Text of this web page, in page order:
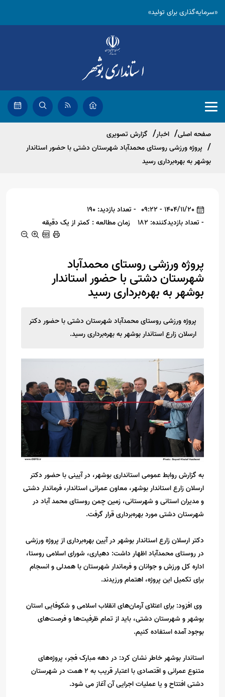
«سرمایه‌گذاری برای تولید»
صفحه اصلی اخبار
گزارش تصویری
پروژه ورزشی روستای محمدآباد شهرستان دشتی با حضور استاندار
بوشهر به بهره‌برداری رسید
1404/11/20 - 09:22
- تعداد بازدید: 190
- تعداد بازدیدکننده: 182
زمان مطالعه : کمتر از یک دقیقه
پروژه ورزشی روستای محمدآباد
شهرستان دشتی با حضور استاندار
بوشهر به بهره‌برداری رسید
پروژه ورزشی روستای محمدآباد شهرستان دشتی با حضور دکتر
ارسلان زارع استاندار بوشهر به بهره‌برداری رسید.
به گزارش روابط عمومی استانداری بوشهر، در آیینی با حضور دکتر
ارسلان زارع استاندار بوشهر، معاون عمرانی استاندار، فرماندار دشتی
و مدیران استانی و شهرستانی، زمین چمن روستای محمد آباد در
شهرستان دشتی مورد بهره‌برداری قرار گرفت.
دکتر ارسلان زارع استاندار بوشهر در آیین بهره‌برداری از پروژه ورزشی
در روستای محمدآباد اظهار داشت: دهیاری، شورای اسلامی روستا،
اداره کل ورزش و جوانان و فرماندار شهرستان با همدلی و انسجام
برای تکمیل این پروژه، اهتمام ورزیدند.
وی افزود: برای اعتلای آرمان‌های انقلاب اسلامی و شکوفایی استان
بوشهر و شهرستان دشتی، باید از تمام ظرفیت‌ها و فرصت‌های
بوجود آمده استفاده کنیم.
استاندار بوشهر خاطر نشان کرد: در دهه مبارک فجر، پروژه‌های
متنوع عمرانی و اقتصادی با اعتبار قریب به ۲ همت در شهرستان
دشتی افتتاح و یا عملیات اجرایی آن آغاز می شود.